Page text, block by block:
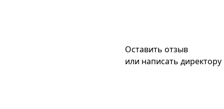
Оставить отзыв
или написать директору